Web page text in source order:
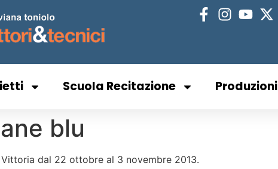
Scuola Recitazione Produzioni
blu
dal 22 ottobre al 3 novembre 2013.